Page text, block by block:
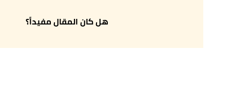
,khanacademy
هل كان المقال مفيداً؟